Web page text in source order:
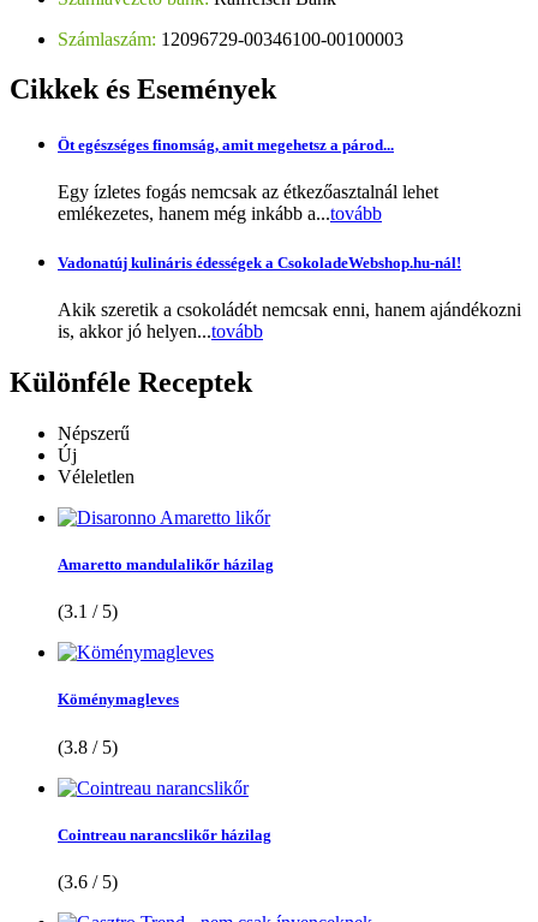
Számlaszám: 12096729-00346100-00100003
Cikkekés Események
Öt egészséges finomság, amit megehetsz a párod...
Egy ízletes fogás nemcsak az étkezőasztalnál lehet
emlékezetes, hanem még inkább a...tovább
Vadonatúj kulináris édességek a CsokoladeWebshop.hu-nál!
Akik szeretik a csokoládét nemcsak enni, hanem ajándékozni
is, akkor jó helyen...tovább
Különféle Receptek
Népszerű
Új
Véleletlen
Amaretto mandulalikőr házilag
(3.1 / 5)
Köménymagleves
(3.8 / 5)
Cointreau narancslikőr házilag
(3.6 / 5)